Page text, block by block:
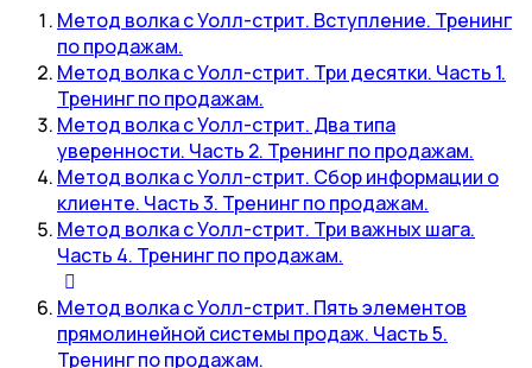
Метод волка с Уолл-стрит. Вступление. Тренинг
по продажам.
Метод волка с Уолл-стрит. Три десятки. Часть 1.
Тренинг по продажам.
Метод волка с Уолл-стрит. Два типа
уверенности. Часть 2. Тренинг по продажам.
Метод волка с Уолл-стрит. Сбор информации о
клиенте. Часть 3. Тренинг по продажам.
Метод волка с Уолл-стрит. Три важных шага.
Часть 4. Тренинг по продажам.
Метод волка с Уолл-стрит. Пять элементов
прямолинейной системы продаж. Часть 5.
Тренинг по продажам.